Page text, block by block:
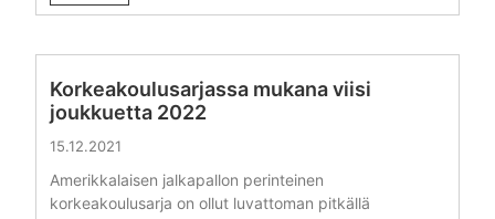
Korkeakoulusarjassa mukana viisi
joukkuetta 2022
15.12.2021
Amerikkalaisen jalkapallon perinteinen
korkeakoulusarja on ollut luvattoman pitkällä